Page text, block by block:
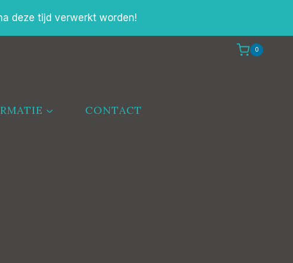
deze tijd verwerkt worden!
0
CONTACT